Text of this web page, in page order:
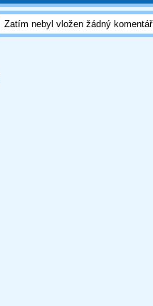
Zatím nebyl vložen žádný komentář